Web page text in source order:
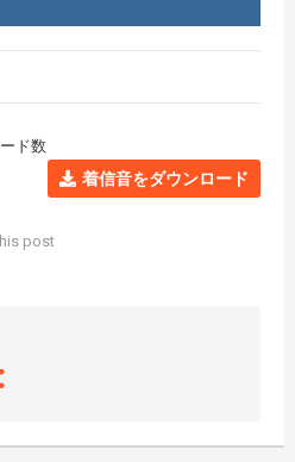
ド数
着信音をダウンロード
post